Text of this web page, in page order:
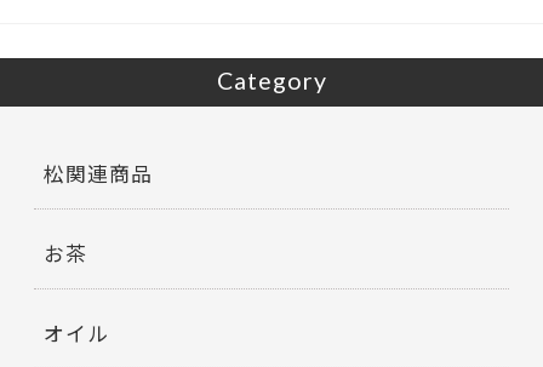
Category
松関連商品
お茶
オイル